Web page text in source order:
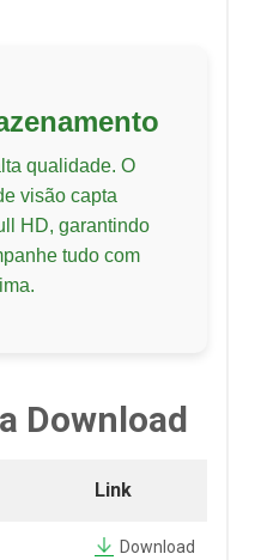
qualidade. O
visão capta
HD, garantindo
tudo com
Download
Link
Download